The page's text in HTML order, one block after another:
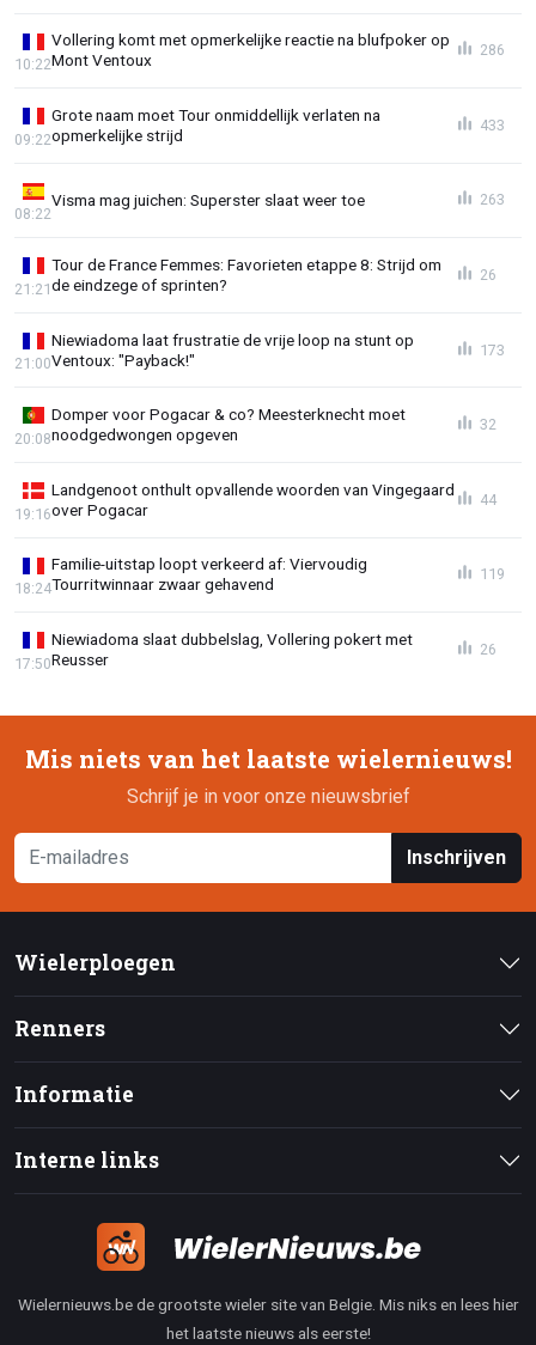
Vollering komt met opmerkelijke reactie na blufpoker op
Mont Ventoux
10:22
286
Grote naam moet Tour onmiddellijk verlaten na
opmerkelijke strijd
09:22
433
Visma mag juichen: Superster slaat weer toe
08:22
263
Tour de France Femmes: Favorieten etappe 8: Strijd om
de eindzege of sprinten?
21:21
26
Niewiadoma laat frustratie de vrije loop na stunt op
Ventoux: "Payback!"
21:00
173
Domper voor Pogacar & co? Meesterknecht moet
noodgedwongen opgeven
20:08
32
Landgenoot onthult opvallende woorden van Vingegaard
over Pogacar
19:16
44
Familie-uitstap loopt verkeerd af: Viervoudig
Tourritwinnaar zwaar gehavend
18:24
119
Niewiadoma slaat dubbelslag, Vollering pokert met
Reusser
17:50
26
Mis niets van het laatste wielernieuws!
Schrijf je in voor onze nieuwsbrief
Inschrijven
Wielerploegen
Renners
Informatie
Interne links
Wielernieuws.be de grootste wieler site van Belgie. Mis niks en lees hier
het laatste nieuws als eerste!